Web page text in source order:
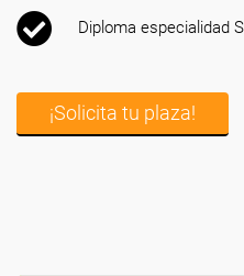
Diploma especialidad
¡Solicita tu plaza!